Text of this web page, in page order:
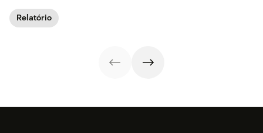
melhorar
decisões.
Relatório
empresa.